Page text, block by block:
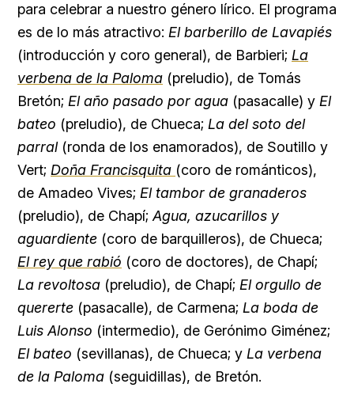
para celebrar a nuestro género lírico. El programa
es de lo más atractivo: El barberillo de Lavapiés
(introducción y coro general), de Barbieri; La
verbena de la Paloma (preludio), de Tomás
Bretón; El año pasado por agua (pasacalle) y El
bateo (preludio), de Chueca; La del soto del
parral(ronda de los enamorados), de Soutillo y
Vert; Doña Francisquita (coro de románticos),
de Amadeo Vives; El tambor de granaderos
(preludio), de Chapí; Agua, azucarillos y
aguardiente (coro de barquilleros), de Chueca;
El rey que rabió (coro de doctores), de Chapí;
La revoltosa (preludio), de Chapí; El orgullo de
quererte (pasacalle), de Carmena; La boda de
Luis Alonso (intermedio), de Gerónimo Giménez;
El bateo (sevillanas), de Chueca; y La verbena
de la Paloma (seguidillas), de Bretón.